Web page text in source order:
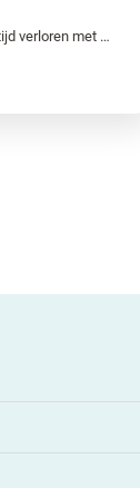
Heb je ooit kostbare tijd verloren met het achterhalen van de functie van een kabel?